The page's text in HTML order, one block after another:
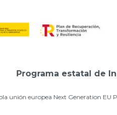
Programa estatal de
unión europea Next Generation EU